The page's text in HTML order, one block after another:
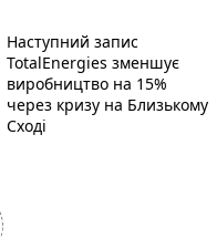
Наступний запис
TotalEnergies зменшує
виробництво на 15%
через кризу на Близькому
Сході